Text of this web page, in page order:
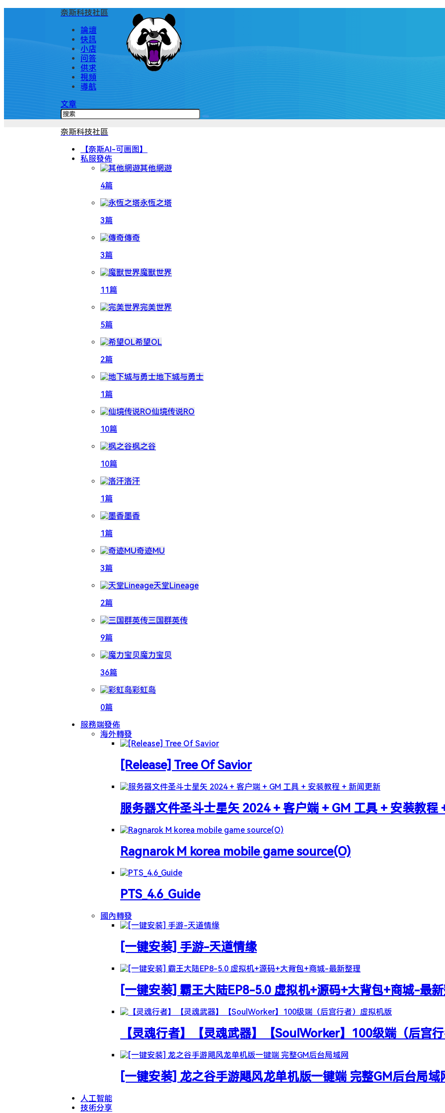
奈斯科技社區
論壇
快訊
小店
问答
供求
視頻
導航
文章
奈斯科技社區
【奈斯AI-可画图】
私服發佈
其他網遊
4篇
永恆之塔
3篇
傳奇
3篇
魔獸世界
11篇
完美世界
5篇
希望OL
2篇
地下城与勇士
1篇
仙境传说RO
10篇
枫之谷
10篇
洛汗
1篇
墨香
1篇
奇迹MU
3篇
天堂Lineage
2篇
三国群英传
9篇
魔力宝贝
36篇
彩虹岛
0篇
服務端發佈
海外轉發
[Release] Tree Of Savior
服务器文件圣斗士星矢 2024 + 客户端 + GM 工具 + 安装教程
Ragnarok M korea mobile game source(O)
PTS_4.6_Guide
國內轉發
[一键安装] 手游-天道情缘
[一键安装] 霸王大陆EP8-5.0 虚拟机+源码+大背包+商城-最
【灵魂行者】【灵魂武器】【SoulWorker】100级端（后宫
[一键安装] 龙之谷手游飓风龙单机版一键端 完整GM后台局域
人工智能
技術分享